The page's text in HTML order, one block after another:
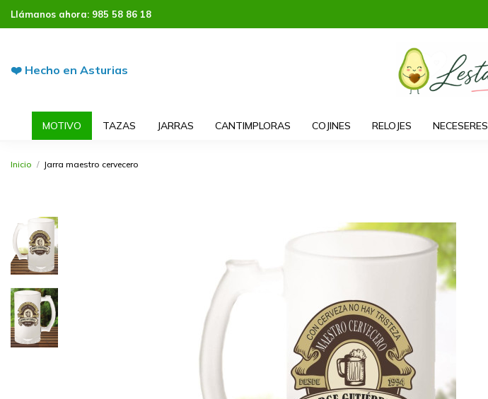
Llámanos ahora: 985 58 86 18
❤️ Hecho en Asturias
MOTIVO TAZAS JARRAS CANTIMPLORAS COJINES RELOJES NECESERES
Inicio Jarra maestro cervecero